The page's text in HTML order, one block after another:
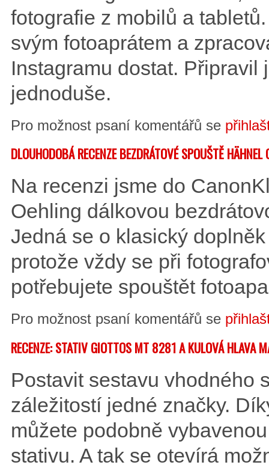
fotografie z mobilů a
svým fotoaprátem a
Instagramu dostat.
jednoduše.
Pro možnost psaní komentářů se
DLOUHODOBÁ RECENZE BEZDRÁTOVÉ SPOUŠTĚ
Na recenzi jsme do
Oehling dálkovou
Jedná se o klasický
protože vždy se při
potřebujete spouštět
Pro možnost psaní komentářů se
RECENZE: STATIV GIOTTOS MT 8281 A KULOVÁ HLAVA
Postavit sestavu vhodného
záležitostí jedné značky.
můžete podobně
stativu. A tak se otevírá